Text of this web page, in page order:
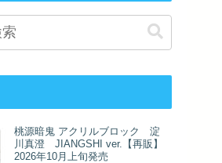
桃源暗鬼 アクリルブロック 淀
川真澄 JIANGSHI ver.【再販】
2026年10月上旬発売